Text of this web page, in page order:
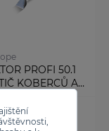
PROFI 50.1
KOBERCŮ A